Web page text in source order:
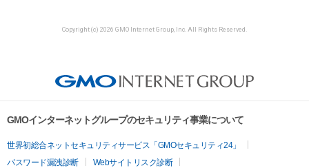
Copyright (c) 2026 GMO Internet Group, Inc. All Rights Reserved.
GMOインターネットグループのセキュリティ事業について
世界初総合ネットセキュリティサービス「GMOセキュリティ24」
パスワード漏洩診断
Webサイトリスク診断